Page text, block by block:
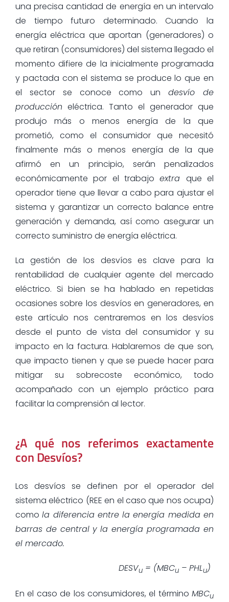
una precisa cantidad de energía en un intervalo
de tiempo futuro determinado. Cuando la
energía eléctrica que aportan (generadores) o
que retiran (consumidores) del sistema llegado el
momento difiere de la inicialmente programada
y pactada con el sistema se produce lo que en
el sector se conoce como undesvío de
producción eléctrica. Tanto el generador que
produjo más o menos energía de la que
prometió, como el consumidor que necesitó
finalmente más o menos energía de la que
afirmó en un principio, serán penalizados
económicamente por el trabajoextra que el
operador tiene que llevar a cabo para ajustar el
sistema y garantizar un correcto balance entre
generación y demanda, así como asegurar un
correcto suministro de energía eléctrica.
La gestión de los desvíos es clave para la
rentabilidad de cualquier agente del mercado
eléctrico. Si bien se ha hablado en repetidas
ocasiones sobre los desvíos en generadores, en
este artículo nos centraremos en los desvíos
desde el punto de vista del consumidor y su
impacto en la factura. Hablaremos de que son,
que impacto tienen y que se puede hacer para
mitigar su sobrecoste económico, todo
acompañado con un ejemplo práctico para
facilitar la comprensión al lector.
¿A qué nos referimos exactamente
con Desvíos?
Los desvíos se definen por el operador del
sistema eléctrico (REE en el caso que nos ocupa)
comola diferencia entre la energía medida en
barras de central y la energía programada en
el mercado.
DESVu= (MBCu– PHLu)
En el caso de los consumidores, el términoMBCu